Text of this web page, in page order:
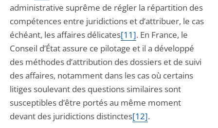
administrative suprême de régler la répartition des
compétences entre juridictions et d’attribuer, le cas
échéant, les affaires délicates[11]. En France, le
Conseil d’État assure ce pilotage et il a développé
des méthodes d’attribution des dossiers et de suivi
des affaires, notamment dans les cas où certains
litiges soulevant des questions similaires sont
susceptibles d’être portés au même moment
devant des juridictions distinctes[12].